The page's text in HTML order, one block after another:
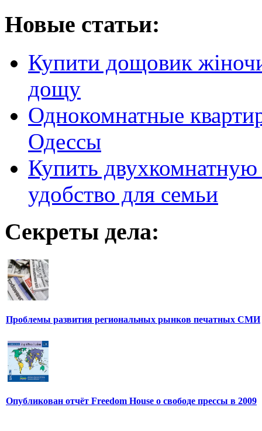
Новые статьи:
Купити дощовик
дощу
Однокомнатные
Одессы
Купить
удобство для семьи
Секреты дела:
Проблемы развития региональных рынков печатных СМИ
Опубликован отчёт Freedom House о свободе прессы в 2009